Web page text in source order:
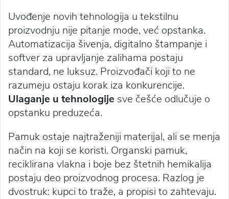
Uvođenje novih tehnologija u tekstilnu
proizvodnju nije pitanje mode, već opstanka.
Automatizacija šivenja, digitalno štampanje i
softver za upravljanje zalihama postaju
standard, ne luksuz. Proizvođači koji to ne
razumeju ostaju korak iza konkurencije.
Ulaganje u tehnologije sve češće odlučuje o
opstanku preduzeća.
Pamuk ostaje najtraženiji materijal, ali se menja
način na koji se koristi. Organski pamuk,
reciklirana vlakna i boje bez štetnih hemikalija
postaju deo proizvodnog procesa. Razlog je
dvostruk: kupci to traže, a propisi to zahtevaju.